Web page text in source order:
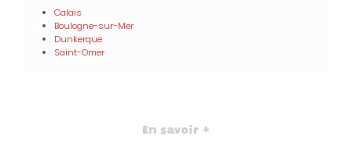
Calais
Boulogne-sur-Mer
Dunkerque
Saint-Omer
En savoir +